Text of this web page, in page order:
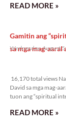
READ MORE »
Gamitin ang
sa mga mag-aaral
Wednesday, August
16,170 total views
David sa mga mag-
tuon ang “spiritual
READ MORE »